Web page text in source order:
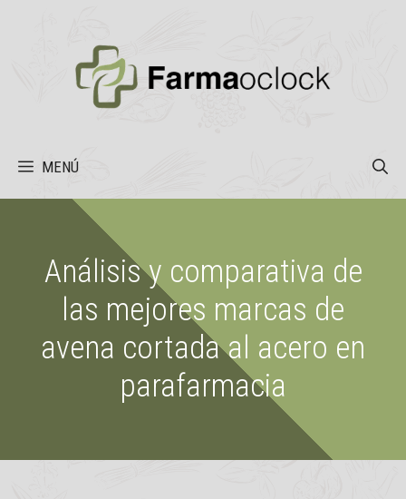
MENÚ
Análisis y comparativa de
las mejores marcas de
avena cortada al acero en
parafarmacia